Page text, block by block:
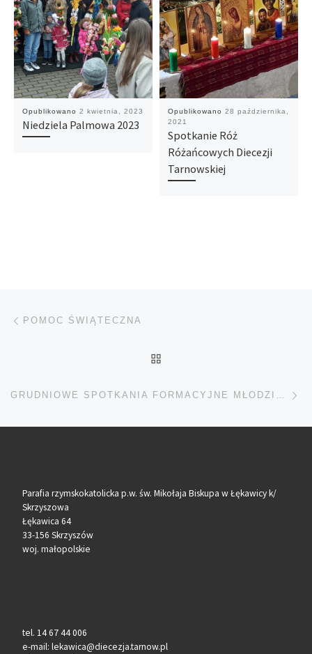
Opublikowano 2 kwietnia, 2023
Niedziela Palmowa 2023
Opublikowano 28 października,
2021
Spotkanie Róż
Różańcowych Diecezji
Tarnowskiej
Nawigacja wpisu
POMOC ŚWIĄTECZNA
GRUDNIOWE SPOTKANIA FORMACYJNE MŁODZIEŻY – KANDYDATÓW DO BIERZMOWANIA
Parafia rzymskokatolicka p.w. św. Mikołaja Biskupa w Łękawicy k/
Skrzyszowa
Łękawica 64
33-156 Skrzyszów
woj. małopolskie
tel. 14 67 44 006
e-mail: lekawica@diecezja.tarnow.pl